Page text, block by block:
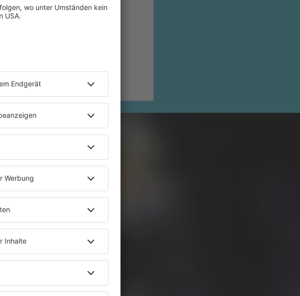
eine Frau zu sein.